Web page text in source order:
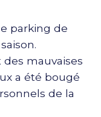
parking de
mauvaises
a été bougé
de la